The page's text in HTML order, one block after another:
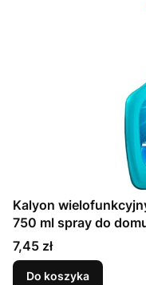
Kalyon
750 ml spray do
Cena
7,45 zł
Do koszyka